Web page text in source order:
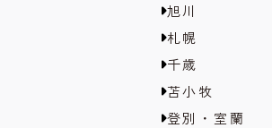
旭川
札幌
千歳
苫小牧
登別・室蘭